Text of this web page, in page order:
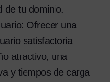
de tu dominio.
Ofrecer una
satisfactoria
atractivo, una
y tiempos de carga